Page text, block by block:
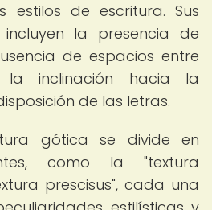
estilos de escritura. Sus
incluyen la presencia de
de espacios entre
inclinación hacia la
de las letras.
gótica se divide en
como la "textura
prescisus", cada una